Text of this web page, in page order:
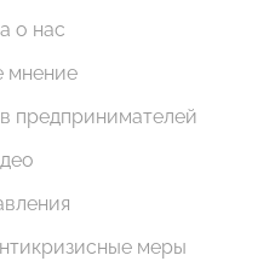
о нас
мнение
предпринимателей
меры